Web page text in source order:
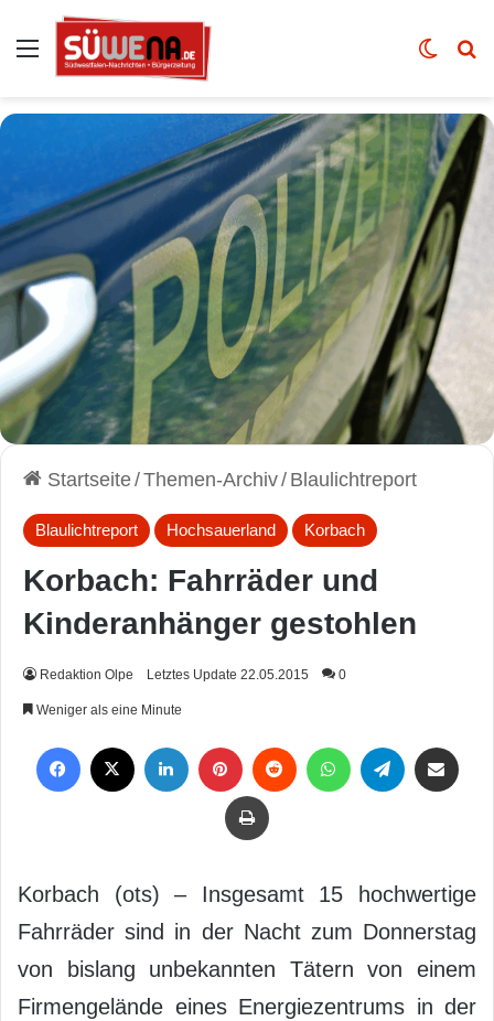
Auswahl Skin
Startseite/Themen-Archiv/ Blaulichtreport
Blaulichtreport Hochsauerland Korbach
Korbach: Fahrräder und
Kinderanhänger gestohlen
Redaktion Olpe Letztes Update 22.05.2015 0
Weniger als eine Minute
Drucken
Korbach (ots) – Insgesamt 15 hochwertige
Fahrräder sind in der Nacht zum Donnerstag
von bislang unbekannten Tätern von einem
Firmengelände eines Energiezentrums in der